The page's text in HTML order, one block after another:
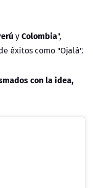
yColombia",
éxitos como "Ojalá".
con la idea,